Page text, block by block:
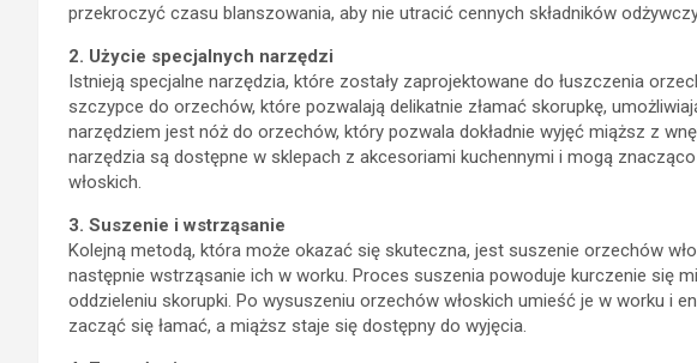
przekroczyć czasu blanszowania, aby nie utracić cennych składników
2. Użycie specjalnych narzędzi
Istnieją specjalne narzędzia, które zostały zaprojektowane do łuszczenia
szczypce do orzechów, które pozwalają delikatnie złamać skorupkę,
narzędziem jest nóż do orzechów, który pozwala dokładnie wyjęć miąższ z
narzędzia są dostępne w sklepach z akcesoriami kuchennymi i mogą
włoskich.
3. Suszenie i wstrząsanie
Kolejną metodą, która może okazać się skuteczna, jest suszenie orzechów
następnie wstrząsanie ich w worku. Proces suszenia powoduje kurczenie się
oddzieleniu skorupki. Po wysuszeniu orzechów włoskich umieść je w worku i
zacząć się łamać, a miąższ staje się dostępny do wyjęcia.